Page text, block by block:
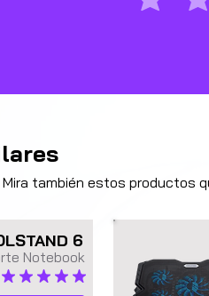
también estos productos
Notebook
la calificación promedio es 4.9 de 5
6